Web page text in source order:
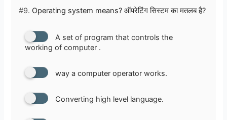
#9. Operating system means? ऑपरेटिंग सिस्टम का मतलब है?
A set of program that controls the
working of computer .
way a computer operator works.
Converting high level language.